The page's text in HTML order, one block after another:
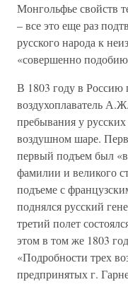
Монгольфье свойств
– все это еще раз
русского народа к
«совершенно
В 1803 году в Россию
воздухоплаватель
пребывания у
воздушном шаре.
первый подъем был
фамилии и великого
подъеме с
поднялся русский
третий полет
этом в том же 1803
«Подробности трех
предпринятых г.